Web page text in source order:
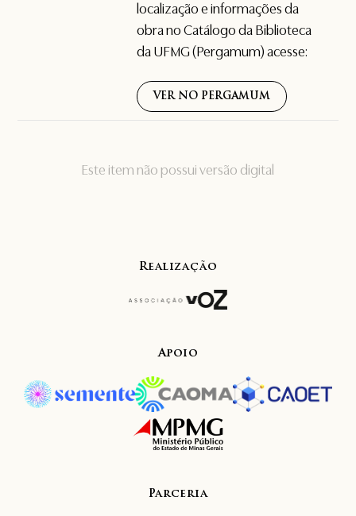
Este item não possui versão digital
localização e informações da
obra no Catálogo da Biblioteca
da UFMG (Pergamum) acesse:
VER NO PERGAMUM
Realização
Apoio
Parceria